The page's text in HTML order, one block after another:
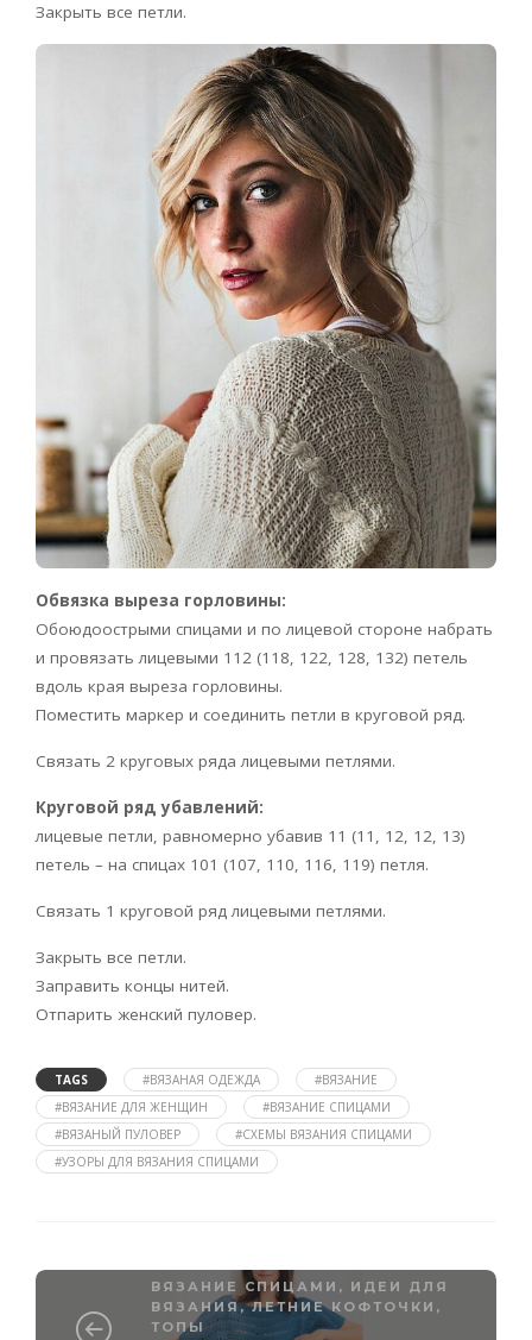
Закрыть все петли.
Обвязка выреза горловины:
Обоюдоострыми спицами и по лицевой стороне набрать
и провязать лицевыми 112 (118, 122, 128, 132) петель
вдоль края выреза горловины.
Поместить маркер и соединить петли в круговой ряд.
Связать 2 круговых ряда лицевыми петлями.
Круговой ряд убавлений:
лицевые петли, равномерно убавив 11 (11, 12, 12, 13)
петель – на спицах 101 (107, 110, 116, 119) петля.
Связать 1 круговой ряд лицевыми петлями.
Закрыть все петли.
Заправить концы нитей.
Отпарить женский пуловер.
TAGS #ВЯЗАНАЯ ОДЕЖДА
#ВЯЗАНИЕ
#ВЯЗАНИЕ ДЛЯ ЖЕНЩИН
#ВЯЗАНИЕ СПИЦАМИ
#ВЯЗАНЫЙ ПУЛОВЕР
#СХЕМЫ ВЯЗАНИЯ СПИЦАМИ
#УЗОРЫ ДЛЯ ВЯЗАНИЯ СПИЦАМИ
ВЯЗАНИЕ СПИЦАМИ , ИДЕИ ДЛЯ
ВЯЗАНИЯ,ЛЕТНИЕ КОФТОЧКИ,
ТОПЫ